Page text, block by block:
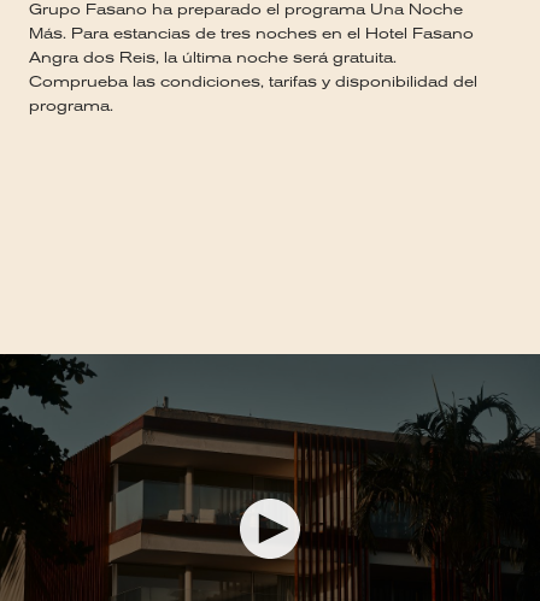
Grupo Fasano ha preparado el programa Una Noche
Más. Para estancias de tres noches en el Hotel Fasano
Angra dos Reis, la última noche será gratuita.
Comprueba las condiciones, tarifas y disponibilidad del
programa.